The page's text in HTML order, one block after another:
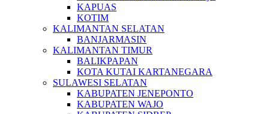
KAPUAS
KOTIM
KALIMANTAN SELATAN
BANJARMASIN
KALIMANTAN TIMUR
BALIKPAPAN
KOTA KUTAI KARTANEGARA
SULAWESI SELATAN
KABUPATEN JENEPONTO
KABUPATEN WAJO